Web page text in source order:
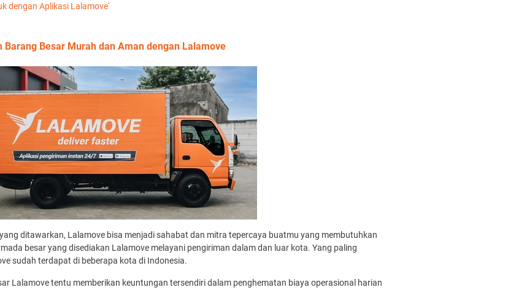
dengan Aplikasi Lalamove'
Barang Besar Murah dan Aman dengan Lalamove
ditawarkan, Lalamove bisa menjadi sahabat dan mitra tepercaya buatmu yang membutuhkan
besar yang disediakan Lalamove melayani pengiriman dalam dan luar kota. Yang paling
sudah terdapat di beberapa kota di Indonesia.
Lalamove tentu memberikan keuntungan tersendiri dalam penghematan biaya operasional harian